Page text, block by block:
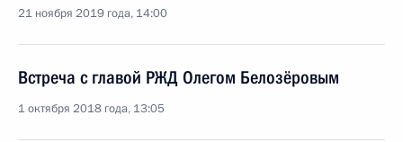
21 ноября 2019 года, 14:00
Встреча с главой РЖД Олегом Белозёровым
1 октября 2018 года, 13:05